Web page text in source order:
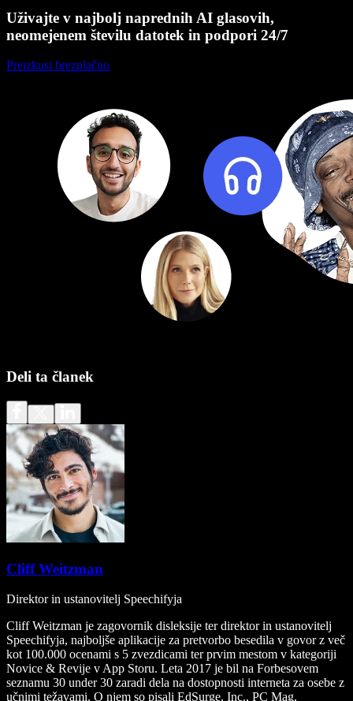
Uživajte v najbolj naprednih AI glasovih,
neomejenem številu datotek in podpori 24/7
Preizkusi brezplačno
Deli ta članek
Cliff Weitzman
Direktor in ustanovitelj Speechifyja
Cliff Weitzman je zagovornik disleksije ter direktor in ustanovitelj
Speechifyja, najboljše aplikacije za pretvorbo besedila v govor z več
kot 100.000 ocenami s 5 zvezdicami ter prvim mestom v kategoriji
Novice & Revije v App Storu. Leta 2017 je bil na Forbesovem
seznamu 30 under 30 zaradi dela na dostopnosti interneta za osebe z
učnimi težavami. O njem so pisali EdSurge, Inc., PC Mag,